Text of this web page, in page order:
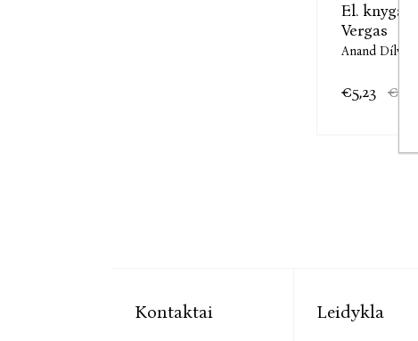
El. knyga
Vergas
Anand Dílvar
€5,23 €6,54
Kontaktai Leidykla